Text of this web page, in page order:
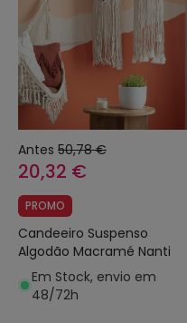
Antes 50,78 €
20,32 €
PROMO
Candeeiro Suspenso
Algodão Macramé Nanti
Em Stock, envio em
48/72h